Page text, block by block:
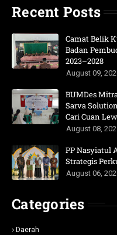
Recent Posts
Camat Belik
Badan
2023–2028
August 09,
BUMDes
Sarva
Cari Cuan
August 08,
PP Nasyiatul
Strategis
August 06,
Categories
Daerah